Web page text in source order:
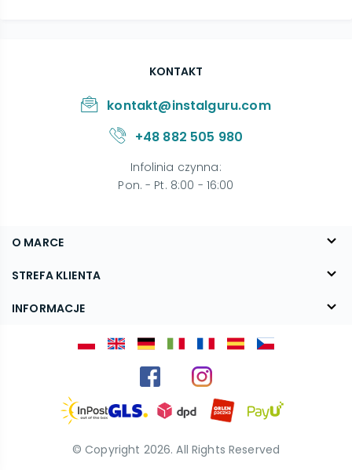
O MARCE
O nas
Blog
STREFA KLIENTA
FAQ
INFORMACJE
KONTAKT
kontakt@instalguru.com
+48 882 505 980
Infolinia czynna:
Pon. - Pt. 8:00 - 16:00
© Copyright 2026. All Rights Reserved